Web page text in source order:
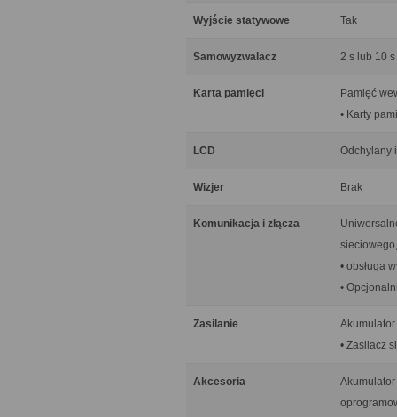
Wyjście statywowe Tak
Samowyzwalacz 2 s lub 10 s
Karta pamięci
Pamięć
• Karty
LCD Odchylany
Wizjer Brak
Komunikacja i złącza
• obsługa
•
Zasilanie
• Zasilacz
Akcesoria